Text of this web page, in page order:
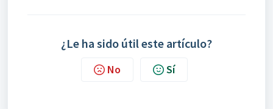
¿Le ha sido útil este artículo?
No Sí